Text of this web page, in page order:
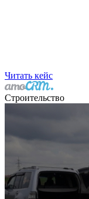
Читать кейс
Строительство